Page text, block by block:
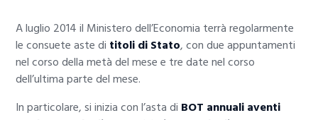
A luglio 2014 il Ministero dell’Economia terrà regolarmente
le consuete aste di titoli di Stato, con due appuntamenti
nel corso della metà del mese e tre date nel corso
dell’ultima parte del mese.
In particolare, si inizia con l’asta di BOT annuali aventi